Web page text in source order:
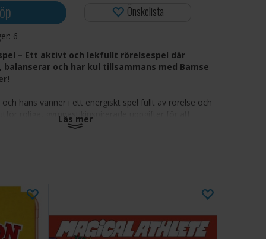
6
Önskelista
– Ett aktivt och lekfullt rörelsespel där
balanserar och har kul tillsammans med Bamse
hans vänner i ett energiskt spel fullt av rörelse och
roliga, gymnastikinspirerade uppgifter för att
som de förbättrar koordination, balans och
fyllt med hopp, balans och rörelseutmaningar
motorik och fysisk aktivitet
Bamse-figurer och aktiviteter som är lätta att
gymkort, 20 markörer, tärning och spelregler
barn från 4 år och uppåt
Läs mer